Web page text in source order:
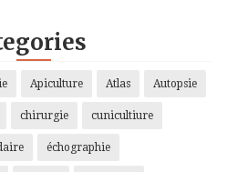
Apiculture Atlas Autopsie
chirurgie cunicultiure
échographie